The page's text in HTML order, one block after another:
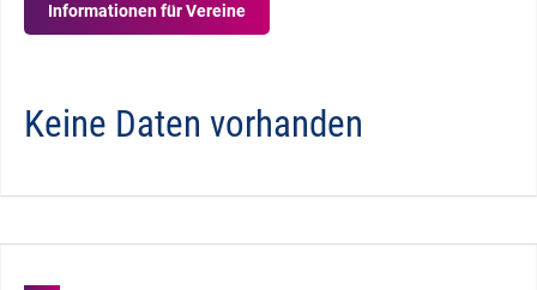
Informationen für Vereine
Keine Daten vorhanden